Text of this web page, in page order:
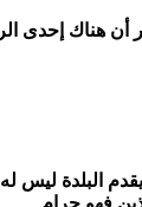
أن هناك إحدى
البلدة ليس له